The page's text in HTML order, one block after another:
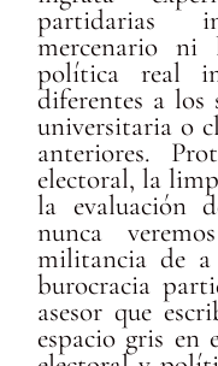
partidarias
mercenario ni
política real
diferentes a
universitaria o
anteriores.
electoral, la
la evaluación
nunca
militancia de
burocracia
asesor que
espacio gris en